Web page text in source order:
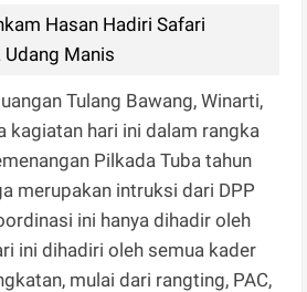
Hasan Hadiri Safari
Udang Manis
Tulang Bawang, Winarti,
kagiatan hari ini dalam rangka
Pilkada Tuba tahun
merupakan intruksi dari DPP
ini hanya dihadir oleh
ini dihadiri oleh semua kader
mulai dari rangting, PAC,